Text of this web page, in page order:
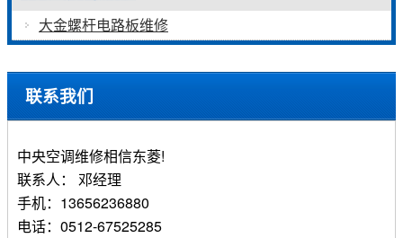
大金螺杆电路板维修
联系我们
中央空调维修相信东菱!
联系人： 邓经理
手机：13656236880
电话：0512-67525285